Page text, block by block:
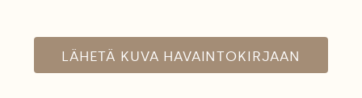
LÄHETÄ KUVA HAVAINTOKIRJAAN